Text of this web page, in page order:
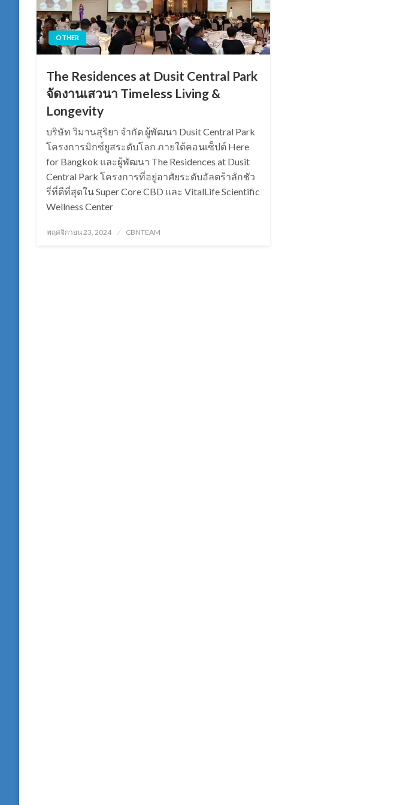
OTHER
The Residences at Dusit Central Park
จัดงานเสวนา Timeless Living &
Longevity
บริษัท วิมานสุริยา จำกัด ผู้พัฒนา Dusit Central Park
โครงการมิกซ์ยูสระดับโลก ภายใต้คอนเซ็ปต์ Here
for Bangkok และผู้พัฒนา The Residences at Dusit
Central Park โครงการที่อยู่อาศัยระดับอัลตร้าลักชัว
รี่ที่ดีที่สุดใน Super Core CBD และ VitalLife Scientific
Wellness Center
Posted
พฤศจิกายน 23, 2024 CBNTEAM